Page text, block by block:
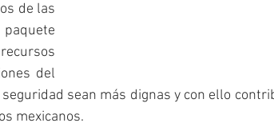
de las
del
sean más dignas y con ello
mexicanos.